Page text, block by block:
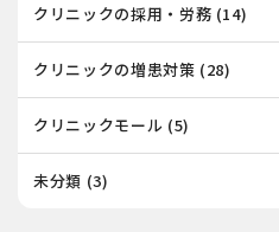
クリニックの採用・労務 (14)
クリニックの増患対策 (28)
クリニックモール (5)
未分類 (3)